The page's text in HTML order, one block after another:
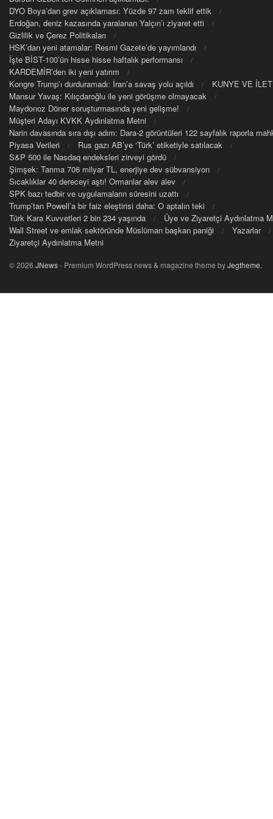
DYO Boya’dan grev açıklaması: Yüzde 97 zam teklif ettik
Erdoğan, deniz kazasında yaralanan Yalçın’ı ziyaret etti
Gizlilik ve Çerez Politikaları
HSK’dan yeni atamalar: Resmi Gazete’de yayımlandı
İşte BİST-100’ün hisse hisse haftalık performansı
KARDEMİR’den iki yeni yatırım
Kongre Trump’ı durduramadı: İran’a savaş yolu açıldı
KUNYE VE
Mansur Yavaş: Kılıçdaroğlu ile yeni görüşme olmayacak
Maydonoz Döner soruşturmasında yeni gelişme!
Müşteri Adayı KVKK Aydınlatma Metni
Narin davasında sıra dışı adım: Dara-2 görüntüleri 122 sayfalık raporla
Piyasa Verileri
Rus gazı AB’ye ‘Türk’ etiketiyle satılacak
S&P 500 ile Nasdaq endeksleri zirveyi gördü
Şimşek: Tarıma 706 milyar TL, enerjiye dev sübvansiyon
Sıcaklıklar 40 dereceyi aştı! Ormanlar alev alev
SPK bazı tedbir ve uygulamaların süresini uzattı
Trump’tan Powell’a bir faiz eleştirisi daha: O aptalın teki
Türk Kara Kuvvetleri 2 bin 234 yaşında
Üye ve Ziyaretçi Aydınlatma
Wall Street ve emlak sektöründe Müslüman başkan paniği
Yazarlar
Ziyaretçi Aydınlatma Metni
© 2026 JNews- Premium WordPress news & magazine theme byJegtheme.